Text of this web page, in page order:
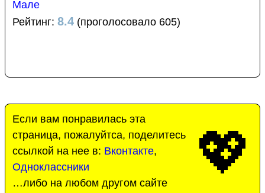
Мале
Рейтинг: 8.4 (проголосовало 605)
💖
Если вам понравилась эта
страница, пожалуйтса, поделитесь
ссылкой на нее в: Вконтакте,
Одноклассники
…либо на любом другом сайте